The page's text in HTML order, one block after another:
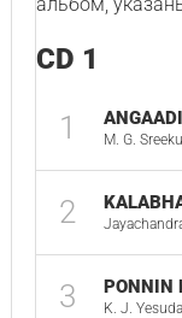
CD 1
1 M. G.
2
3 PONNIN
K. J.